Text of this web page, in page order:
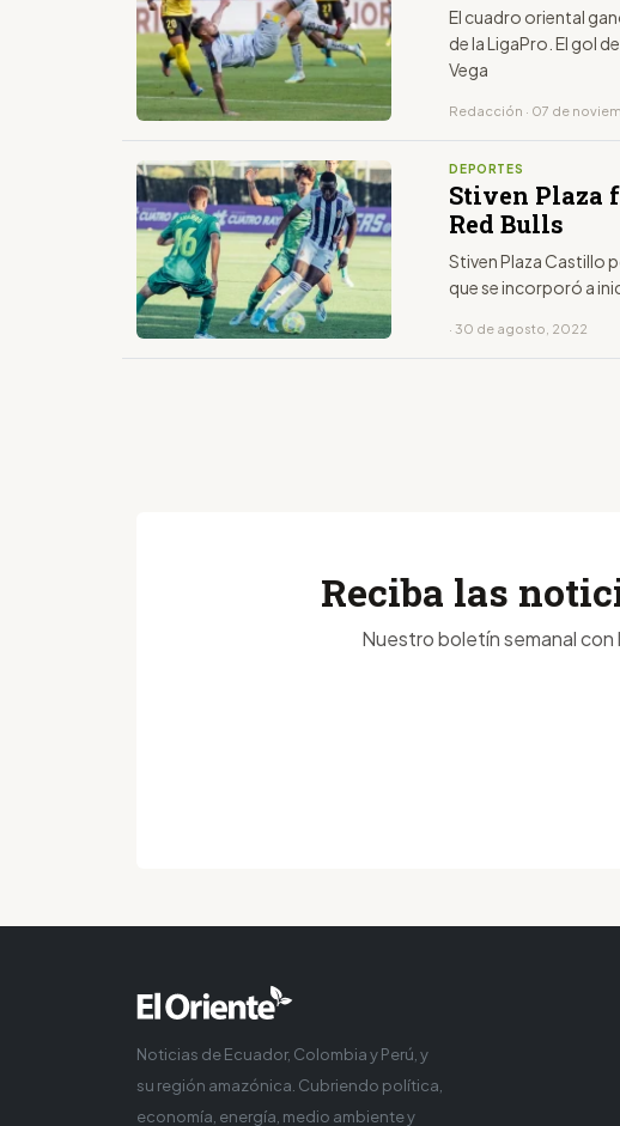
El cuadro oriental
de la LigaPro. El gol
Vega
Redacción · 07 de
DEPORTES
Stiven Plaza
Red Bulls
Stiven Plaza Castillo
que se incorporó a
· 30 de agosto, 2022
Reciba las
Nuestro boletín semanal con
Noticias de Ecuador, Colombia y Perú, y
su región amazónica. Cubriendo política,
economía, energía, medio ambiente y